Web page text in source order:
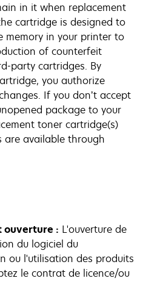
in it when replacement
cartridge is designed to
memory in your printer to
of counterfeit
party cartridges. By
you authorize
If you don’t accept
package to your
toner cartridge(s)
are available through
ouverture : L'ouverture de
du logiciel du
ou l'utilisation des produits
le contrat de licence/ou